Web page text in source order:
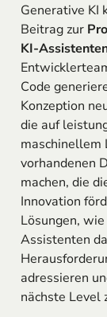
Generative KI
Beitrag zur
KI-
Code
Konzeption
die auf
maschinellem
vorhandenen
machen, die
Innovation
Lösungen,
Assistenten
adressieren
nächste Level